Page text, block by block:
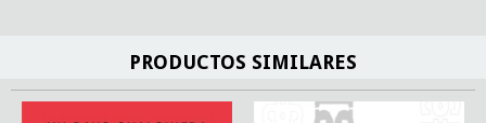
PRODUCTOS SIMILARES